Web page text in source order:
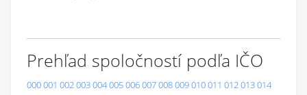
Prehľad spoločností podľa IČO
000001 002003004005006007008009010011 012013014